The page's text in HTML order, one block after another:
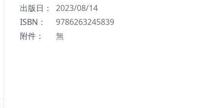
出版日：
2023/08/14
ISBN：
9786263245839
附件：
無